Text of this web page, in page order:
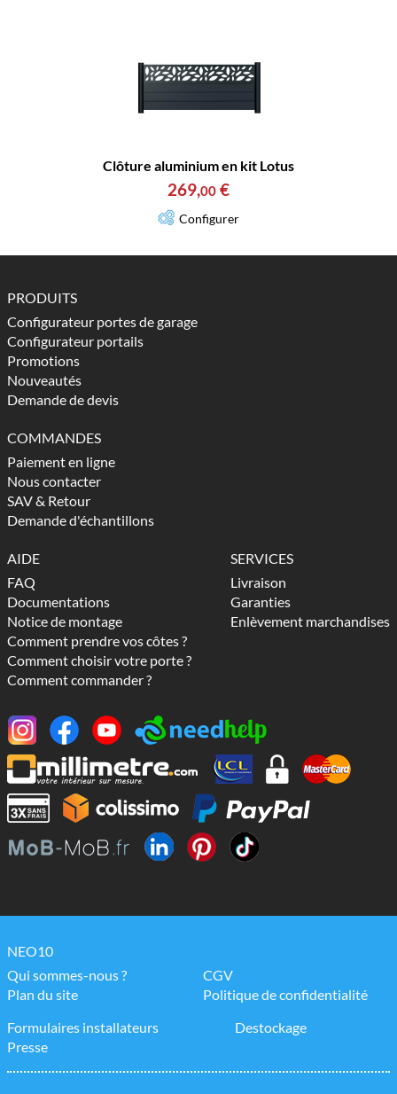
Clôture aluminium en kit Lotus
269,00 €
Configurer
PRODUITS
Configurateur portes de garage
Configurateur portails
Promotions
Nouveautés
Demande de devis
COMMANDES
Paiement en ligne
Nous contacter
SAV & Retour
Demande d'échantillons
AIDE
FAQ
Documentations
Notice de montage
Comment prendre vos côtes ?
Comment choisir votre porte ?
Comment commander ?
SERVICES
Livraison
Garanties
Enlèvement marchandises
NEO10
Qui sommes-nous ?
Plan du site
CGV
Politique de confidentialité
Formulaires installateurs
Presse
Destockage